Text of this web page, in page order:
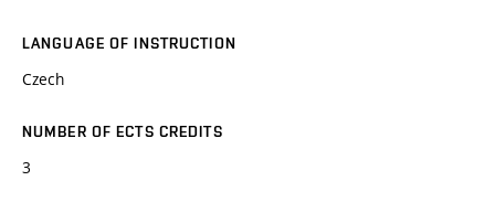
LANGUAGE OF INSTRUCTION
Czech
NUMBER OF ECTS CREDITS
3